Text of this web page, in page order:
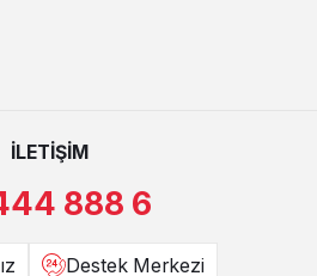
İLETİŞİM
888 6
Destek Merkezi